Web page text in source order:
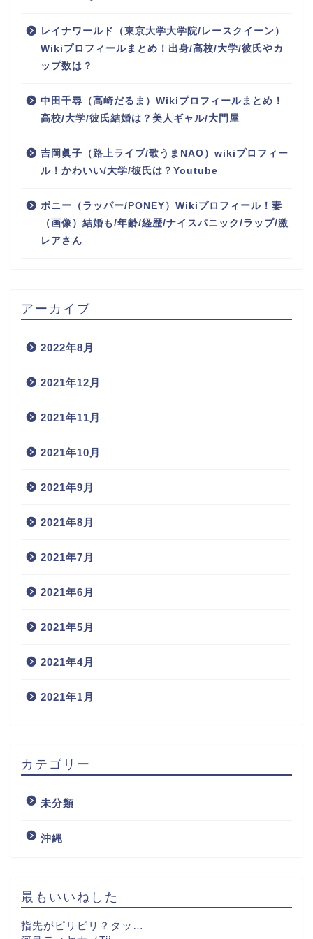
レイナワールド（東京大学大学院/レースクイーン）
Wikiプロフィールまとめ！出身/高校/大学/彼氏やカ
ップ数は？
中田千尋（高崎だるま）Wikiプロフィールまとめ！
高校/大学/彼氏結婚は？美人ギャル/大門屋
吉岡眞子（路上ライブ/歌うまNAO）wikiプロフィー
ル！かわいい/大学/彼氏は？Youtube
ポニー（ラッパー/PONEY）Wikiプロフィール！妻
（画像）結婚も/年齢/経歴/ナイスパニック/ラップ/激
レアさん
アーカイブ
2022年8月
2021年12月
2021年11月
2021年10月
2021年9月
2021年8月
2021年7月
2021年6月
2021年5月
2021年4月
2021年1月
カテゴリー
未分類
沖縄
最もいいねした
指先がピリピリ？タッ…